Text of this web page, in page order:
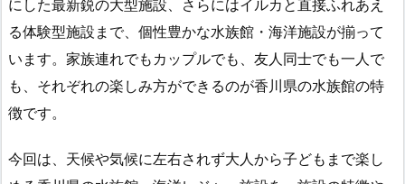
にした最新鋭の大型施設、さらにはイルカと直接ふれあえ
る体験型施設まで、個性豊かな水族館・海洋施設が揃って
います。家族連れでもカップルでも、友人同士でも一人で
も、それぞれの楽しみ方ができるのが香川県の水族館の特
徴です。
今回は、天候や気候に左右されず大人から子どもまで楽し